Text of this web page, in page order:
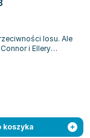
losu. Ale
i Ellery
koszyka